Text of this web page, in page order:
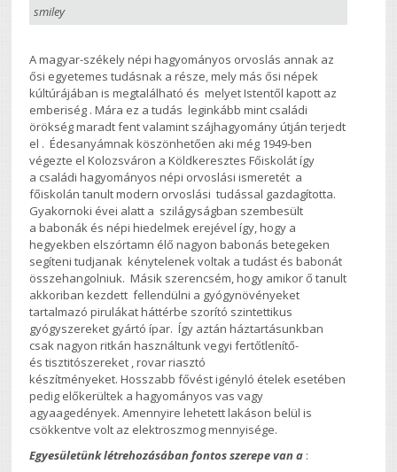
smiley
A magyar-székely népi hagyományos orvoslás annak az
ősi egyetemes tudásnak a része, mely más ősi népek
kúltúrájában is megtalálható és melyet Istentől kapott az
emberiség . Mára ez a tudás leginkább mint családi
örökség maradt fent valamint szájhagyomány útján terjedt
el . Édesanyámnak köszönhetően aki még 1949-ben
végezte el Kolozsváron a Köldkeresztes Főiskolát így
a családi hagyományos népi orvoslási ismeretét a
főiskolán tanult modern orvoslási tudással gazdagította.
Gyakornoki évei alatt a szilágyságban szembesült
a babonák és népi hiedelmek erejével így, hogy a
hegyekben elszórtamn élő nagyon babonás betegeken
segíteni tudjanak kénytelenek voltak a tudást és babonát
összehangolniuk. Másik szerencsém, hogy amikor ő tanult
akkoriban kezdett fellendülni a gyógynövényeket
tartalmazó pirulákat háttérbe szorító szintettikus
gyógyszereket gyártó ípar. Így aztán háztartásunkban
csak nagyon ritkán használtunk vegyi fertőtlenítő-
és tisztitószereket , rovar riasztó
készítményeket. Hosszabb fővést igényló ételek esetében
pedig előkerültek a hagyományos vas vagy
agyaagedények. Amennyire lehetett lakáson belül is
csökkentve volt az elektroszmog mennyisége.
Egyesületünk létrehozásában fontos szerepe van a :